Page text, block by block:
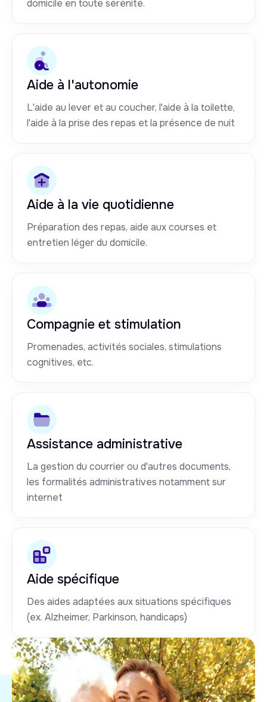
domicile en toute sérénité.
Aide à l'autonomie
L'aide au lever et au coucher, l'aide à la toilette,
l'aide à la prise des repas et la présence de nuit
Aide à la vie quotidienne
Préparation des repas, aide aux courses et
entretien léger du domicile.
Compagnie et stimulation
Promenades, activités sociales, stimulations
cognitives, etc.
Assistance administrative
La gestion du courrier ou d'autres documents,
les formalités administratives notamment sur
internet
Aide spécifique
Des aides adaptées aux situations spécifiques
(ex. Alzheimer, Parkinson, handicaps)